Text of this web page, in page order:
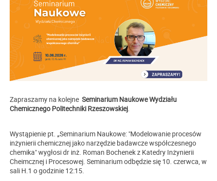
Zapraszamy na kolejne Seminarium Naukowe Wydziału
Chemicznego Politechniki Rzeszowskiej
Wystąpienie pt. „Seminarium Naukowe: "Modelowanie procesów
inżynierii chemicznej jako narzędzie badawcze współczesnego
chemika" wygłosi dr inż. Roman Bochenek z Katedry Inżynierii
Cheimcznej i Procesowej. Seminarium odbędzie się 10. czerwca, w
sali H.1 o godzinie 12:15.